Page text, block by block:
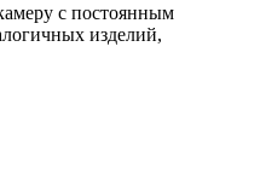
с постоянным
изделий,